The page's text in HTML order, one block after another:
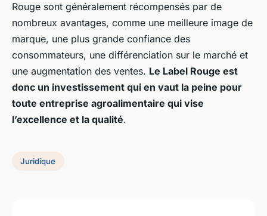
Rouge sont généralement récompensés par de
nombreux avantages, comme une meilleure image de
marque, une plus grande confiance des
consommateurs, une différenciation sur le marché et
une augmentation des ventes. Le Label Rouge est
donc un investissement qui en vaut la peine pour
toute entreprise agroalimentaire qui vise
l’excellence et la qualité.
Juridique